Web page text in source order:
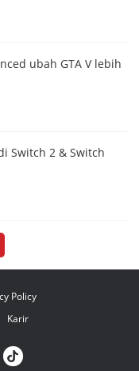
ubah GTA V lebih
Switch 2 & Switch
Policy
Karir